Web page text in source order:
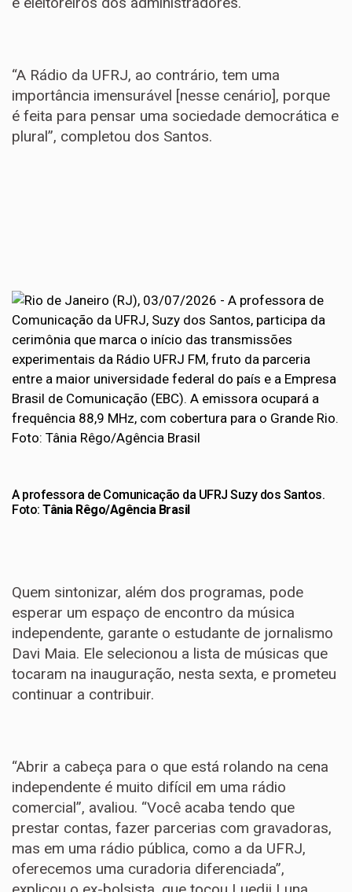
“A Rádio da UFRJ, ao contrário, tem uma
importância imensurável [nesse cenário], porque
é feita para pensar uma sociedade democrática e
plural”, completou dos Santos.
A professora de Comunicação da UFRJ Suzy dos Santos.
Foto: Tânia Rêgo/Agência Brasil
Quem sintonizar, além dos programas, pode
esperar um espaço de encontro da música
independente, garante o estudante de jornalismo
Davi Maia. Ele selecionou a lista de músicas que
tocaram na inauguração, nesta sexta, e prometeu
continuar a contribuir.
“Abrir a cabeça para o que está rolando na cena
independente é muito difícil em uma rádio
comercial”, avaliou. “Você acaba tendo que
prestar contas, fazer parcerias com gravadoras,
mas em uma rádio pública, como a da UFRJ,
oferecemos uma curadoria diferenciada”,